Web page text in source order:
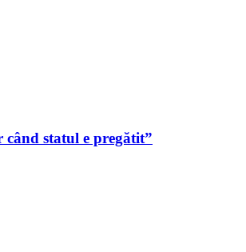
statul e pregătit”